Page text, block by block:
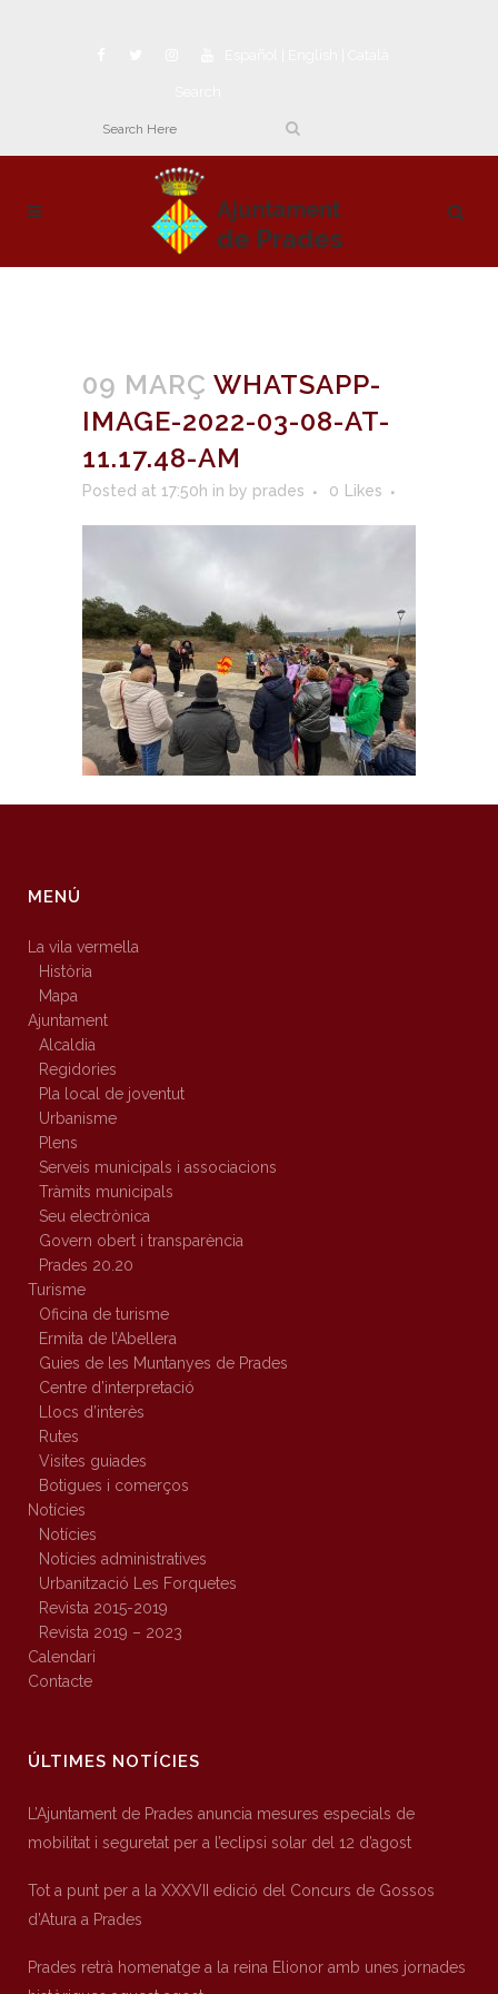
09 MARÇ WHATSAPP-
IMAGE-2022-03-08-AT-
11.17.48-AM
Posted at 17:50h in by prades 0 Likes
MENÚ
La vila vermella
Història
Mapa
Ajuntament
Alcaldia
Regidories
Pla local de joventut
Urbanisme
Plens
Serveis municipals i associacions
Tràmits municipals
Seu electrònica
Govern obert i transparència
Prades 20.20
Turisme
Oficina de turisme
Ermita de l’Abellera
Guies de les Muntanyes de Prades
Centre d’interpretació
Llocs d’interès
Rutes
Visites guiades
Botigues i comerços
Notícies
Notícies
Notícies administratives
Urbanització Les Forquetes
Revista 2015-2019
Revista 2019 – 2023
Calendari
Contacte
ÚLTIMES NOTÍCIES
L’Ajuntament de Prades anuncia mesures especials de
mobilitat i seguretat per a l’eclipsi solar del 12 d’agost
Tot a punt per a la XXXVII edició del Concurs de Gossos
d’Atura a Prades
Prades retrà homenatge a la reina Elionor amb unes jornades